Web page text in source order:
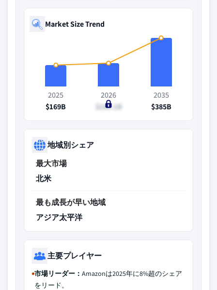
Market Size Trend
2025
$169B
2026
$185.1B
2035
$385B
地域別シェア
最大市場
北米
最も成長が早い地域
アジア太平洋
主要プレイヤー
市場リーダー： Amazonは2025年に8%超のシェア
をリード。